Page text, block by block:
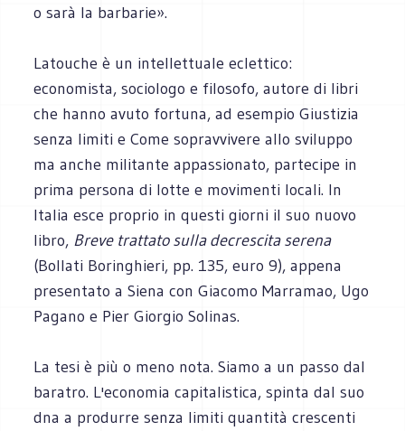
o sarà la barbarie».
Latouche è un intellettuale eclettico:
economista, sociologo e filosofo, autore di libri
che hanno avuto fortuna, ad esempio Giustizia
senza limiti e Come sopravvivere allo sviluppo
ma anche militante appassionato, partecipe in
prima persona di lotte e movimenti locali. In
Italia esce proprio in questi giorni il suo nuovo
libro, Breve trattato sulla decrescita serena
(Bollati Boringhieri, pp. 135, euro 9), appena
presentato a Siena con Giacomo Marramao, Ugo
Pagano e Pier Giorgio Solinas.
La tesi è più o meno nota. Siamo a un passo dal
baratro. L'economia capitalistica, spinta dal suo
dna a produrre senza limiti quantità crescenti